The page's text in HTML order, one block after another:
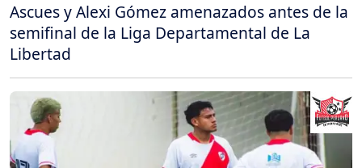
Ascues y Alexi Gómez amenazados antes de la
semifinal de la Liga Departamental de La
Libertad